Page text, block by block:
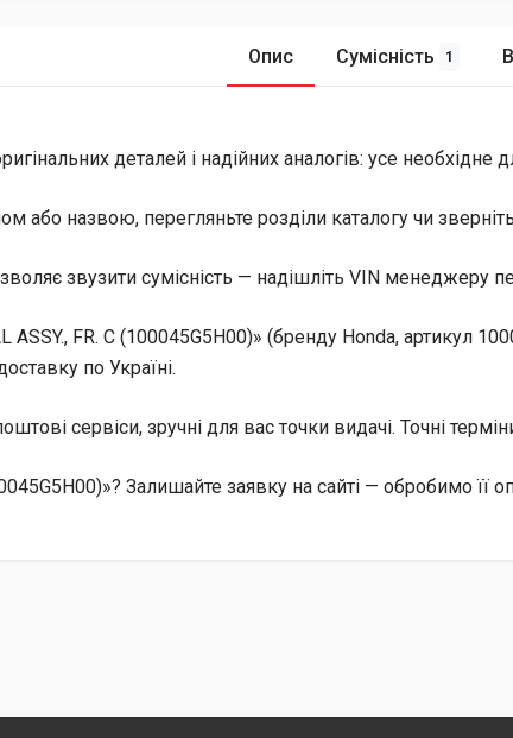
Опис Сумісність 1
деталей і надійних аналогів: усе
або назвою, перегляньте розділи каталогу чи
звузити сумісність — надішліть VIN менеджеру
FR. C (100045G5H00)» (бренду Honda, артикул
по Україні.
сервіси, зручні для вас точки видачі. Точні
Залишайте заявку на сайті — обробимо її